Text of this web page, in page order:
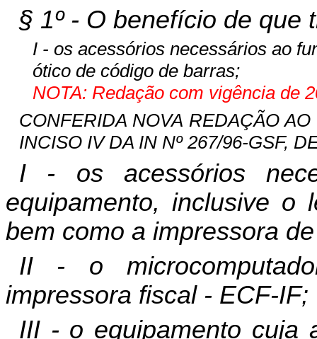
§ 1º - O benefício de que
I - os acessórios necessários ao
ótico de código de barras;
NOTA: Redação com vigência de
CONFERIDA NOVA REDAÇÃO
INCISO IV DA IN Nº 267/96-GSF,
I - os acessórios
equipamento, inclusive o
bem como a impressora
II - o
impressora fiscal - ECF-IF;
III - o equipamento cuja